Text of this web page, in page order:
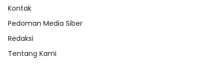
Kontak
Pedoman Media Siber
Redaksi
Tentang Kami